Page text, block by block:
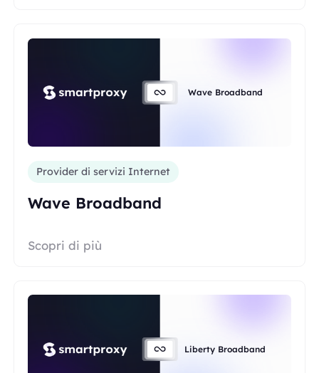
Wave Broadband
Provider di servizi Internet
Wave Broadband
Scopri di più
Liberty Broadband